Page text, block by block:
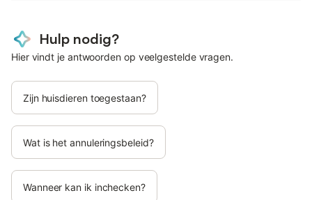
Hulp nodig?
Hier vindt je antwoorden op veelgestelde vragen.
Zijn huisdieren toegestaan?
Wat is het annuleringsbeleid?
Wanneer kan ik inchecken?